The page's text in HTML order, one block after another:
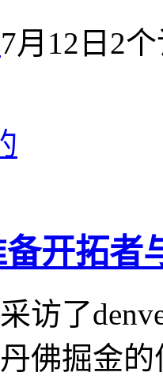
7月12日 2
开拓者
访了
佛掘金